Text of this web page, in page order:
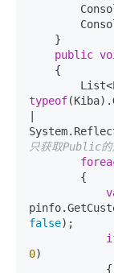
public
typeof
只获取Public的
false);
0)